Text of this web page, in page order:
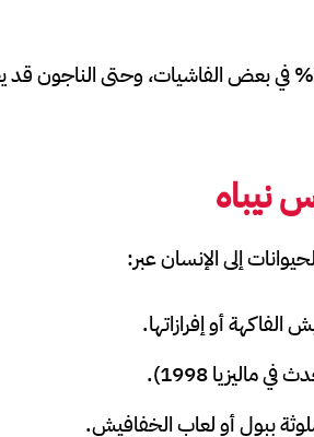
معدل الوفيات يصل إلى 75% في بعض الفاشيات، وحتى
نيباه
إلى الإنسان عبر:
الفاكهة أو إفرازاتها.
ماليزيا 1998).
ببول أو لعاب الخفافيش.